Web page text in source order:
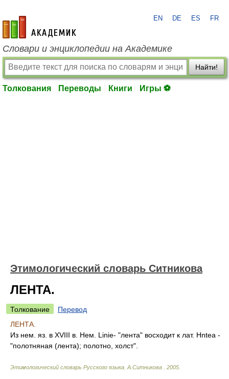
academic.ru
EN DE ES FR
Словари и энциклопедии на Академике
Найти!
Толкования Переводы Книги Игры ⚽
Этимологический словарь Ситникова
ЛЕНТА.
Толкование
Перевод
ЛЕНТА.
Из нем. яз. в XVIII в. Нем. Linie- "лента" восходит к лат. Hntea -
"полотняная (лента); полотно, холст".
Этимологический словарь Русского языка А.Ситникова 2005